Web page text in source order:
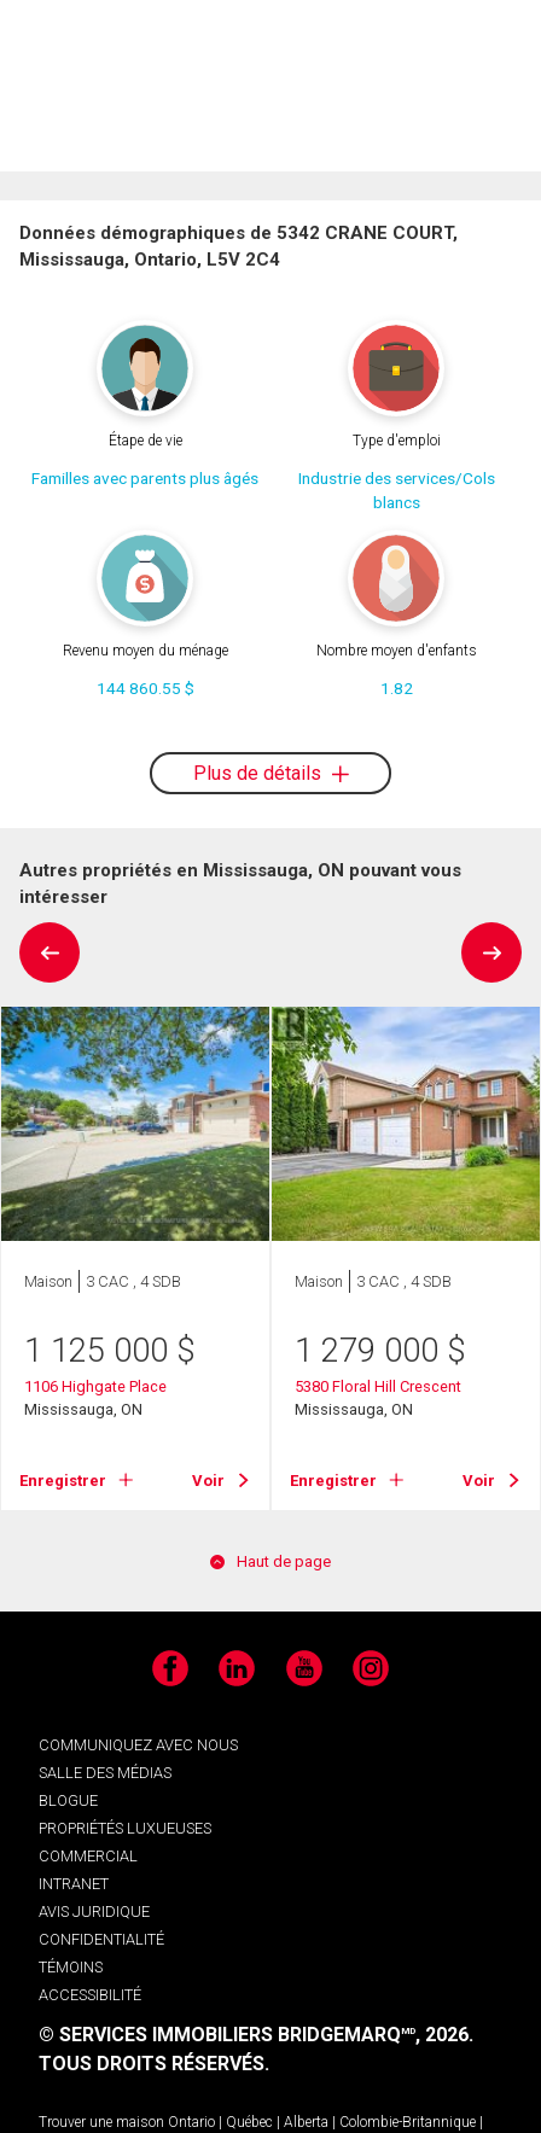
Données démographiques de 5342 CRANE COURT,
Mississauga, Ontario, L5V 2C4
Étape de vie
Familles avec parents plus âgés
Type d'emploi
Industrie des services/Cols
blancs
Revenu moyen du ménage
144 860.55 $
Nombre moyen d'enfants
1.82
Plus de détails
Autres propriétés en Mississauga, ON pouvant vous
intéresser
Maison 3 CAC , 4 SDB
1 125 000 $
1106 Highgate Place
Mississauga, ON
Enregistrer Voir
Maison 3 CAC , 4 SDB
1 279 000 $
5380 Floral Hill Crescent
Mississauga, ON
Enregistrer Voir
Haut de page
Facebook LinkedIn YouTube Instagram
COMMUNIQUEZ AVEC NOUS
SALLE DES MÉDIAS
BLOGUE
PROPRIÉTÉS LUXUEUSES
COMMERCIAL
INTRANET
AVIS JURIDIQUE
CONFIDENTIALITÉ
TÉMOINS
ACCESSIBILITÉ
© SERVICES IMMOBILIERS BRIDGEMARQMD, 2026.
TOUS DROITS RÉSERVÉS.
Trouver une maison Ontario Québec Alberta Colombie-Britannique